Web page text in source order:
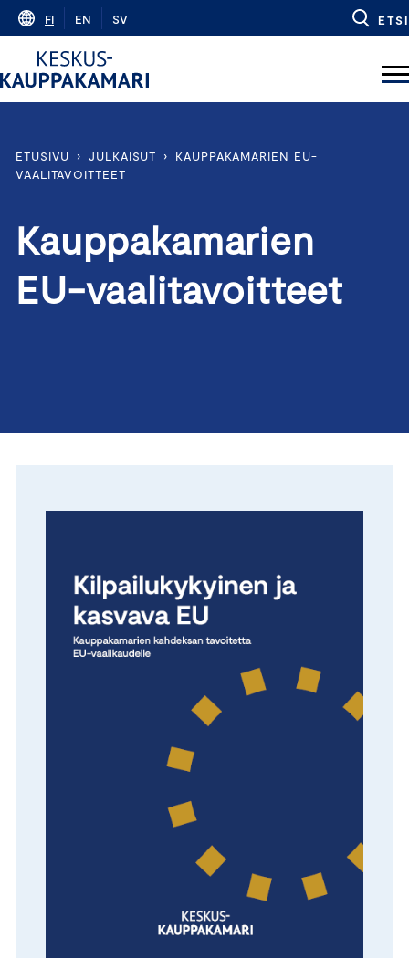
Skip
content
FI EN SV ETSI
ETUSIVU › JULKAISUT ›
KAUPPAKAMARIEN EU-
VAALITAVOITTEET
Kauppakamarien
EU-vaalitavoitteet